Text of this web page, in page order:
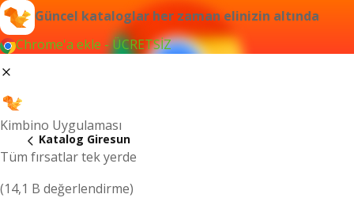
Güncel kataloglar her zaman elinizin altında
Chrome'a ekle - ÜCRETSİZ
Kimbino Uygulaması
Tüm fırsatlar tek yerde
(14,1 B değerlendirme)
Katalog Giresun